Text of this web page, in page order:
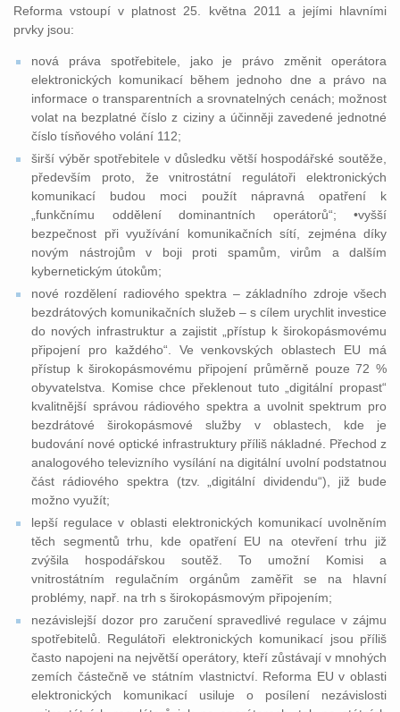
Reforma vstoupí v platnost 25. května 2011 a jejími hlavními
prvky jsou:
nová práva spotřebitele, jako je právo změnit operátora
elektronických komunikací během jednoho dne a právo na
informace o transparentních a srovnatelných cenách; možnost
volat na bezplatné číslo z ciziny a účinněji zavedené jednotné
číslo tísňového volání 112;
širší výběr spotřebitele v důsledku větší hospodářské soutěže,
především proto, že vnitrostátní regulátoři elektronických
komunikací budou moci použít nápravná opatření k
„funkčnímu oddělení dominantních operátorů“; •vyšší
bezpečnost při využívání komunikačních sítí, zejména díky
novým nástrojům v boji proti spamům, virům a dalším
kybernetickým útokům;
nové rozdělení radiového spektra – základního zdroje všech
bezdrátových komunikačních služeb – s cílem urychlit investice
do nových infrastruktur a zajistit „přístup k širokopásmovému
připojení pro každého“. Ve venkovských oblastech EU má
přístup k širokopásmovému připojení průměrně pouze 72 %
obyvatelstva. Komise chce překlenout tuto „digitální propast“
kvalitnější správou rádiového spektra a uvolnit spektrum pro
bezdrátové širokopásmové služby v oblastech, kde je
budování nové optické infrastruktury příliš nákladné. Přechod z
analogového televizního vysílání na digitální uvolní podstatnou
část rádiového spektra (tzv. „digitální dividendu“), již bude
možno využít;
lepší regulace v oblasti elektronických komunikací uvolněním
těch segmentů trhu, kde opatření EU na otevření trhu již
zvýšila hospodářskou soutěž. To umožní Komisi a
vnitrostátním regulačním orgánům zaměřit se na hlavní
problémy, např. na trh s širokopásmovým připojením;
nezávislejší dozor pro zaručení spravedlivé regulace v zájmu
spotřebitelů. Regulátoři elektronických komunikací jsou příliš
často napojeni na největší operátory, kteří zůstávají v mnohých
zemích částečně ve státním vlastnictví. Reforma EU v oblasti
elektronických komunikací usiluje o posílení nezávislosti